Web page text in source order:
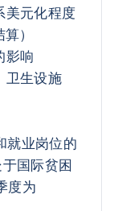
美元化程度
）
影响
卫生设施
就业岗位的
国际贫困
度为